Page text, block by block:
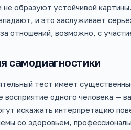
не образуют устойчивой
и это заслуживает
отношений, возможно, с
самодиагностики
тест имеет
восприятие одного человека —
искажать интерпретацию
со здоровьем,